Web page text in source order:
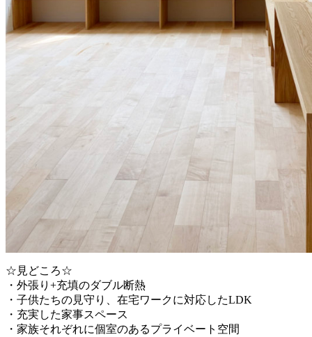
☆見どころ☆
・外張り+充填のダブル断熱
・子供たちの見守り、在宅ワークに対応したLDK
・充実した家事スペース
・家族それぞれに個室のあるプライベート空間